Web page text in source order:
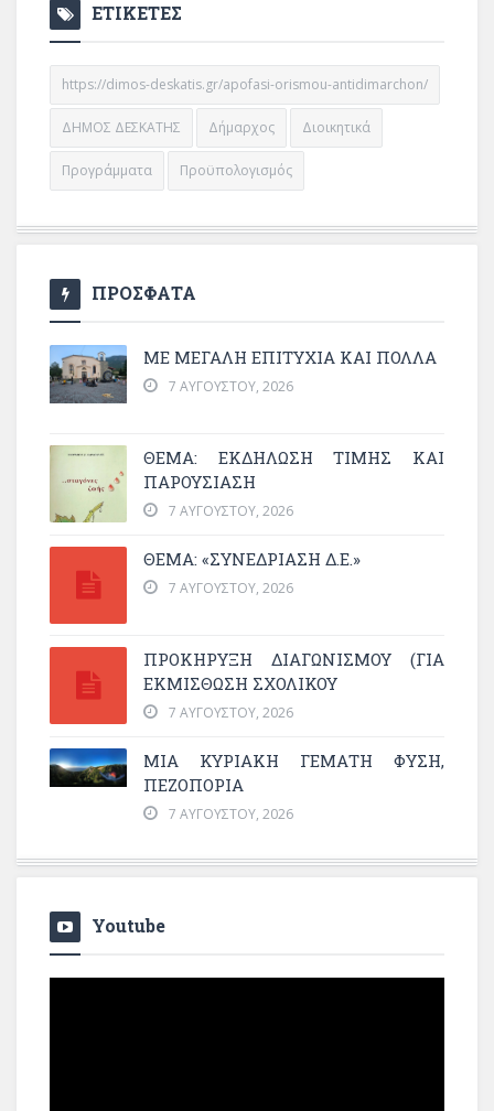
ΕΤΙΚΕΤΕΣ
https://dimos-deskatis.gr/apofasi-orismou-antidimarchon/
ΔΗΜΟΣ ΔΕΣΚΑΤΗΣ Δήμαρχος Διοικητικά
Προγράμματα Προϋπολογισμός
ΠΡΟΣΦΑΤΑ
ΜΕ ΜΕΓΆΛΗ ΕΠΙΤΥΧΊΑ ΚΑΙ ΠΟΛΛΆ
7 ΑΥΓΟΎΣΤΟΥ, 2026
ΘΈΜΑ: ΕΚΔΉΛΩΣΗ ΤΙΜΉΣ ΚΑΙ
ΠΑΡΟΥΣΊΑΣΗ
7 ΑΥΓΟΎΣΤΟΥ, 2026
ΘΕΜΑ: «ΣΥΝΕΔΡΊΑΣΗ Δ.Ε.»
7 ΑΥΓΟΎΣΤΟΥ, 2026
ΠΡΟΚΗΡΥΞΗ ΔΙΑΓΩΝΙΣΜΟΥ (ΓΙΑ
ΕΚΜΊΣΘΩΣΗ ΣΧΟΛΙΚΟΎ
7 ΑΥΓΟΎΣΤΟΥ, 2026
ΜΙΑ ΚΥΡΙΑΚΉ ΓΕΜΆΤΗ ΦΎΣΗ,
ΠΕΖΟΠΟΡΊΑ
7 ΑΥΓΟΎΣΤΟΥ, 2026
Youtube